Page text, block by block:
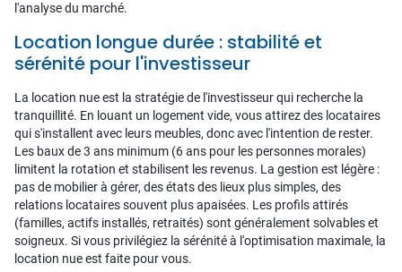
l'analyse du marché.
Location longue durée : stabilité et
sérénité pour l'investisseur
La location nue est la stratégie de l'investisseur qui recherche la
tranquillité. En louant un logement vide, vous attirez des locataires
qui s'installent avec leurs meubles, donc avec l'intention de rester.
Les baux de 3 ans minimum (6 ans pour les personnes morales)
limitent la rotation et stabilisent les revenus. La gestion est légère :
pas de mobilier à gérer, des états des lieux plus simples, des
relations locataires souvent plus apaisées. Les profils attirés
(familles, actifs installés, retraités) sont généralement solvables et
soigneux. Si vous privilégiez la sérénité à l'optimisation maximale, la
location nue est faite pour vous.